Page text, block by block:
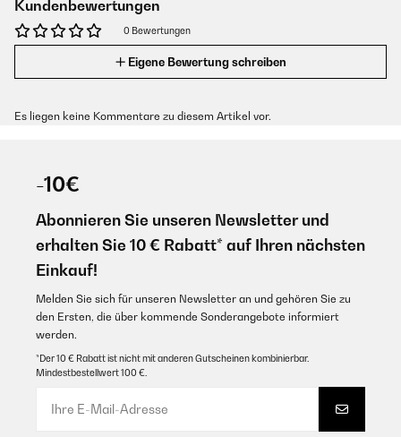
Kundenbewertungen
0 Bewertungen
Eigene Bewertung schreiben
Es liegen keine Kommentare zu diesem Artikel vor.
-10€
Abonnieren Sie unseren Newsletter und
erhalten Sie 10 € Rabatt* auf Ihren nächsten
Einkauf!
Melden Sie sich für unseren Newsletter an und gehören Sie zu
den Ersten, die über kommende Sonderangebote informiert
werden.
*Der 10 € Rabatt ist nicht mit anderen Gutscheinen kombinierbar.
Mindestbestellwert 100 €.